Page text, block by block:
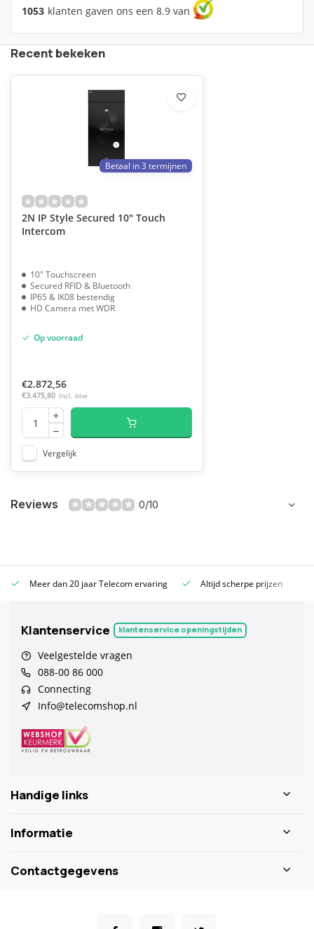
1053 klanten gaven ons een 8.9 van
Recent bekeken
Betaal in 3 termijnen
2N IP Style Secured 10" Touch
Intercom
10" Touchscreen
Secured RFID & Bluetooth
IP65 & IK08 bestendig
HD Camera met WDR
Op voorraad
€2.872,56
€3.475,80 Incl. btw
Vergelijk
Reviews 0/10
Meer dan 20 jaar Telecom ervaring Altijd scherpe prijzen
Klantenservice klantenservice openingstijden
Veelgestelde vragen
088-00 86 000
Connecting
Info@telecomshop.nl
Handige links
Informatie
Contactgegevens